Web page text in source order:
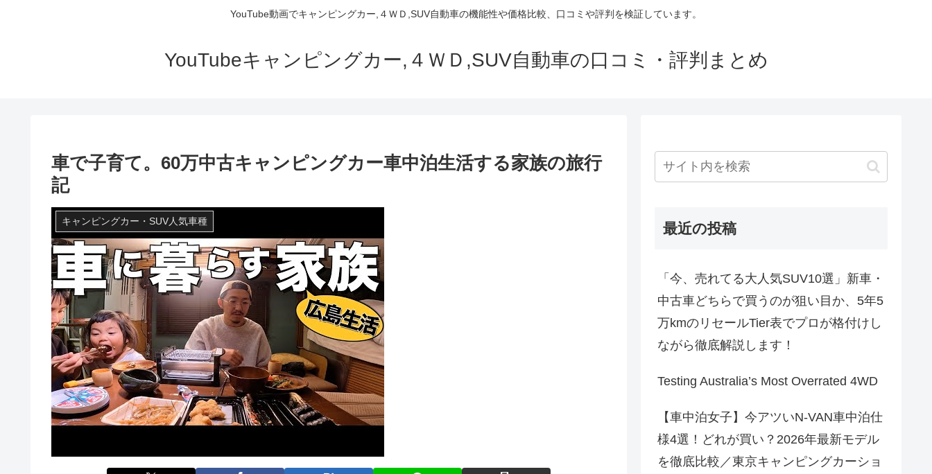
YouTube動画でキャンピングカー,４ＷＤ,SUV自動車の機能性や価格比較、口コミや評判を検証しています。
YouTubeキャンピングカー,４ＷＤ,SUV自動車の口コミ・評判まとめ
車で子育て。60万中古キャンピングカー車中泊生活する家族の旅行
記
キャンピングカー・SUV人気車種 最近の投稿
「今、売れてる大人気SUV10選」新車・
中古車どちらで買うのが狙い目か、5年5
万kmのリセールTier表でプロが格付けし
ながら徹底解説します！
Testing Australia’s Most Overrated 4WD
【車中泊女子】今アツいN-VAN車中泊仕
様4選！どれが買い？2026年最新モデル
を徹底比較／東京キャンピングカーショ